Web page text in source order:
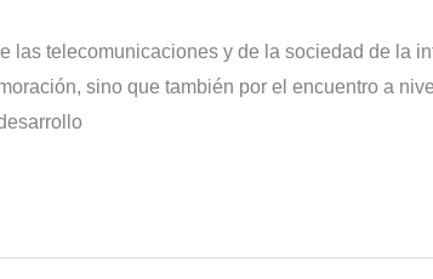
las telecomunicaciones y de la sociedad de la
sino que también por el encuentro a